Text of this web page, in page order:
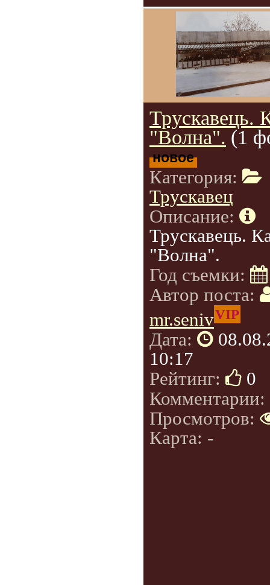
Трускавець.
"Волна". (1
новое
Категория:
Трускавец
Описание:
Трускавець.
"Волна".
Год съемки:
Автор поста:
mr.senivVIP
Дата:
10:17
Рейтинг:
0
Комментарии:
Просмотров:
Карта: -